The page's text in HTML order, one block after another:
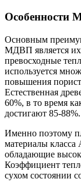
Особенности
Основным
МДВП является их
превосходные
используется
повышения
Естественная
60%, в то время
достигают 85-88%.
Именно поэтому
материалы
обладающие
Коэффициент
сухом состоянии